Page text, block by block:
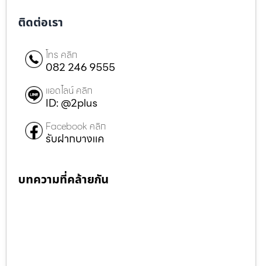
ติดต่อเรา
โทร คลิก
082 246 9555
แอดไลน์ คลิก
ID: @2plus
Facebook คลิก
รับฝากบางแค
บทความที่คล้ายกัน